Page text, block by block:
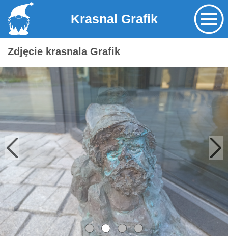
Krasnal Grafik
Zdjęcie krasnala Grafik